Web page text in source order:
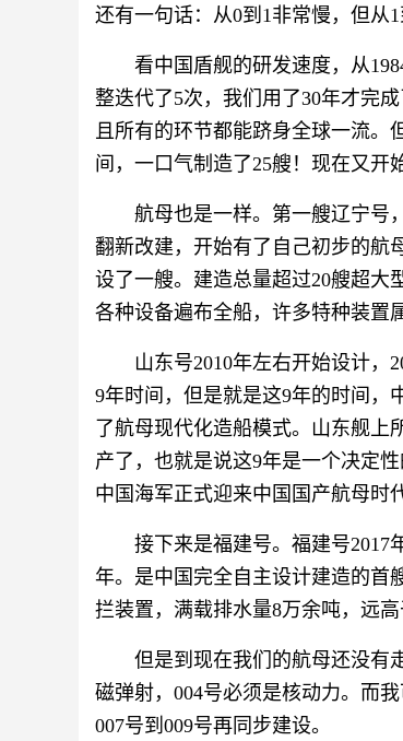
还有一句话：从0到1非常慢，但从1
看中国盾舰的研发速度，从
整迭代了5次，我们用了30年才完
且所有的环节都能跻身全球一流。
间，一口气制造了25艘！现在又开
航母也是一样。第一艘辽宁号
翻新改建，开始有了自己初步的航
设了一艘。建造总量超过20艘超大
各种设备遍布全船，许多特种装置
山东号2010年左右开始设计，
9年时间，但是就是这9年的时间，
了航母现代化造船模式。山东舰
产了，也就是说这9年是一个决定
中国海军正式迎来中国国产航母时
接下来是福建号。福建号2017
年。是中国完全自主设计建造的首
拦装置，满载排水量8万余吨，远
但是到现在我们的航母还没有
磁弹射，004号必须是核动力。而
007号到009号再同步建设。